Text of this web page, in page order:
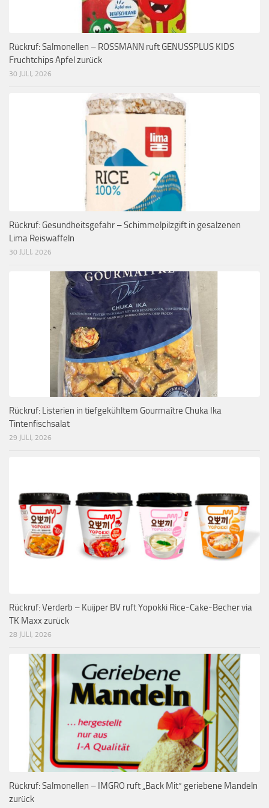
Rückruf: Salmonellen – ROSSMANN ruft GENUSSPLUS KIDS
Fruchtchips Apfel zurück
30 JULI, 2026
Rückruf: Gesundheitsgefahr – Schimmelpilzgift in gesalzenen
Lima Reiswaffeln
30 JULI, 2026
Rückruf: Listerien in tiefgekühltem Gourmaître Chuka Ika
Tintenfischsalat
29 JULI, 2026
Rückruf: Verderb – Kuijper BV ruft Yopokki Rice-Cake-Becher via
TK Maxx zurück
28 JULI, 2026
Rückruf: Salmonellen – IMGRO ruft „Back Mit“ geriebene Mandeln
zurück